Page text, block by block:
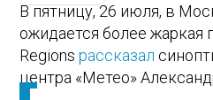
В пятницу, 26 июля, в
ожидается более жаркая
Regionsрассказал
центра «Метео»